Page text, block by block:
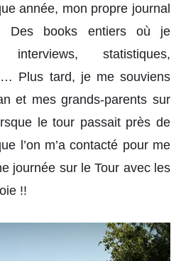
année, mon propre journal
Des books entiers où je
statistiques,
Plus tard, je me souviens
et mes grands-parents sur
le tour passait près de
l’on m’a contacté pour me
journée sur le Tour avec les
!!